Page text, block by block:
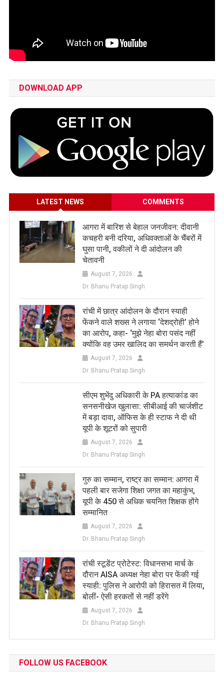
DOWNLOAD APP
LATEST NEWS COMMENTS
आगरा में बारिश से बेहाल जनजीवन: दीवानी
कचहरी बनी दरिया, अधिवक्ताओं के चैंबरों में
घुसा पानी, वकीलों ने दी आंदोलन की
चेतावनी
August 7, 2026
Dr. Bhanu Pratap Singh
रांची में छात्र आंदोलन के दौरान स्याही
फेंकने वाले शख्स ने लगाया ‘देशद्रोही’ होने
का आरोप, कहा- ‘मुझे नेहा बोरा पसंद नहीं
क्योंकि वह उमर खालिद का समर्थन करती हैं’
August 7, 2026
Dr. Bhanu Pratap Singh
सीएम शुभेंदु अधिकारी के PA हत्याकांड का
सनसनीखेज खुलासा: सीबीआई की चार्जशीट
में बड़ा दावा, ऑफिस के ही स्टाफ ने दी थी
यूपी के शूटरों को सुपारी
August 7, 2026
Dr. Bhanu Pratap Singh
​गुरु का सम्मान, राष्ट्र का सम्मान: आगरा में
पहली बार सजेगा शिक्षा जगत का महाकुंभ,
यूपी के 450 से अधिक चयनित शिक्षक होंगे
सम्मानित
August 7, 2026
Dr. Bhanu Pratap Singh
रांची स्टूडेंट प्रोटेस्ट: विधानसभा मार्च के
दौरान AISA अध्यक्ष नेहा बोरा पर फेंकी गई
स्याही: पुलिस ने आरोपी को हिरासत में लिया,
बोलीं- ऐसी हरकतों से नहीं डरेंगे
August 7, 2026
Dr. Bhanu Pratap Singh
FOLLOW US FACEBOOK